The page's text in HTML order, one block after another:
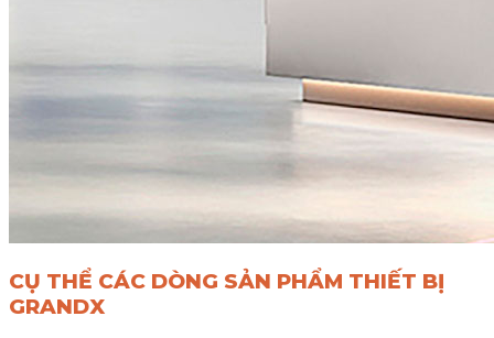
CỤ THỂ CÁC DÒNG SẢN PHẨM THIẾT BỊ
GRANDX